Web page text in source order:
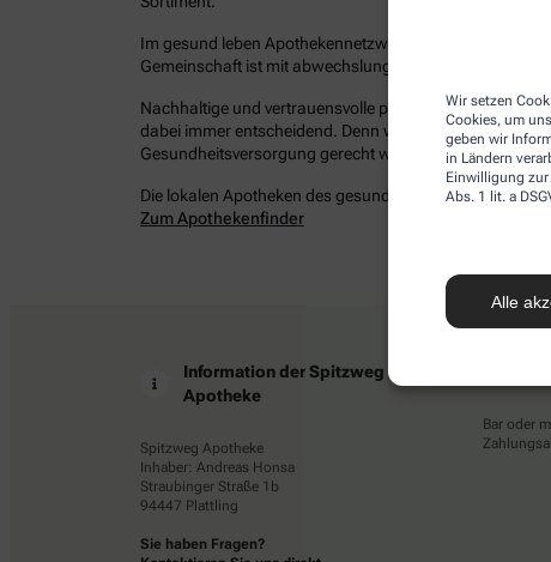
Wir setzen
Cookies, um
geben wir
in Ländern
Einwilligung zur
Abs. 1 lit. a
Alle
Im gesund leben Apothekennetzwerk befinden sich
Gemeinschaft ist mit abwechslungsreichen Angeboten
Nachhaltige und vertrauensvolle persönliche
dabei immer entscheidend. Denn wir möchten Ihrem
Gesundheitsversorgung gerecht werden – damit Sie
Die lokalen Apotheken des gesund leben Netzwerkes in
Zum Apothekenfinder
Information der Spitzweg
Apotheke
Spitzweg Apotheke
Inhaber: Andreas Honsa
Straubinger Straße 1b
94447 Plattling
Sie haben Fragen?
Bar oder